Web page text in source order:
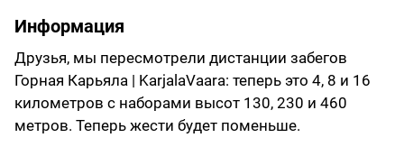
Информация
Друзья, мы пересмотрели дистанции забегов
Горная Карьяла | KarjalaVaara: теперь это 4, 8 и 16
километров с наборами высот 130, 230 и 460
метров. Теперь жести будет поменьше.